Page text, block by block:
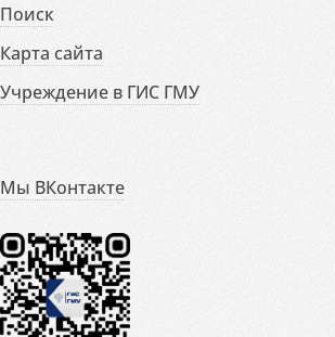
Поиск
Карта сайта
Учреждение в ГИС ГМУ
Мы ВКонтакте